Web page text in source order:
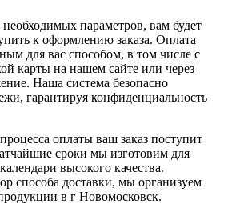
параметров, вам будет
к оформлению заказа. Оплата
для вас способом, в том числе с
карты на нашем сайте или через
Наша система безопасно
гарантируя конфиденциальность
оплаты ваш заказ поступит
сроки мы изготовим для
высокого качества.
способа доставки, мы организуем
в г Новомосковск.